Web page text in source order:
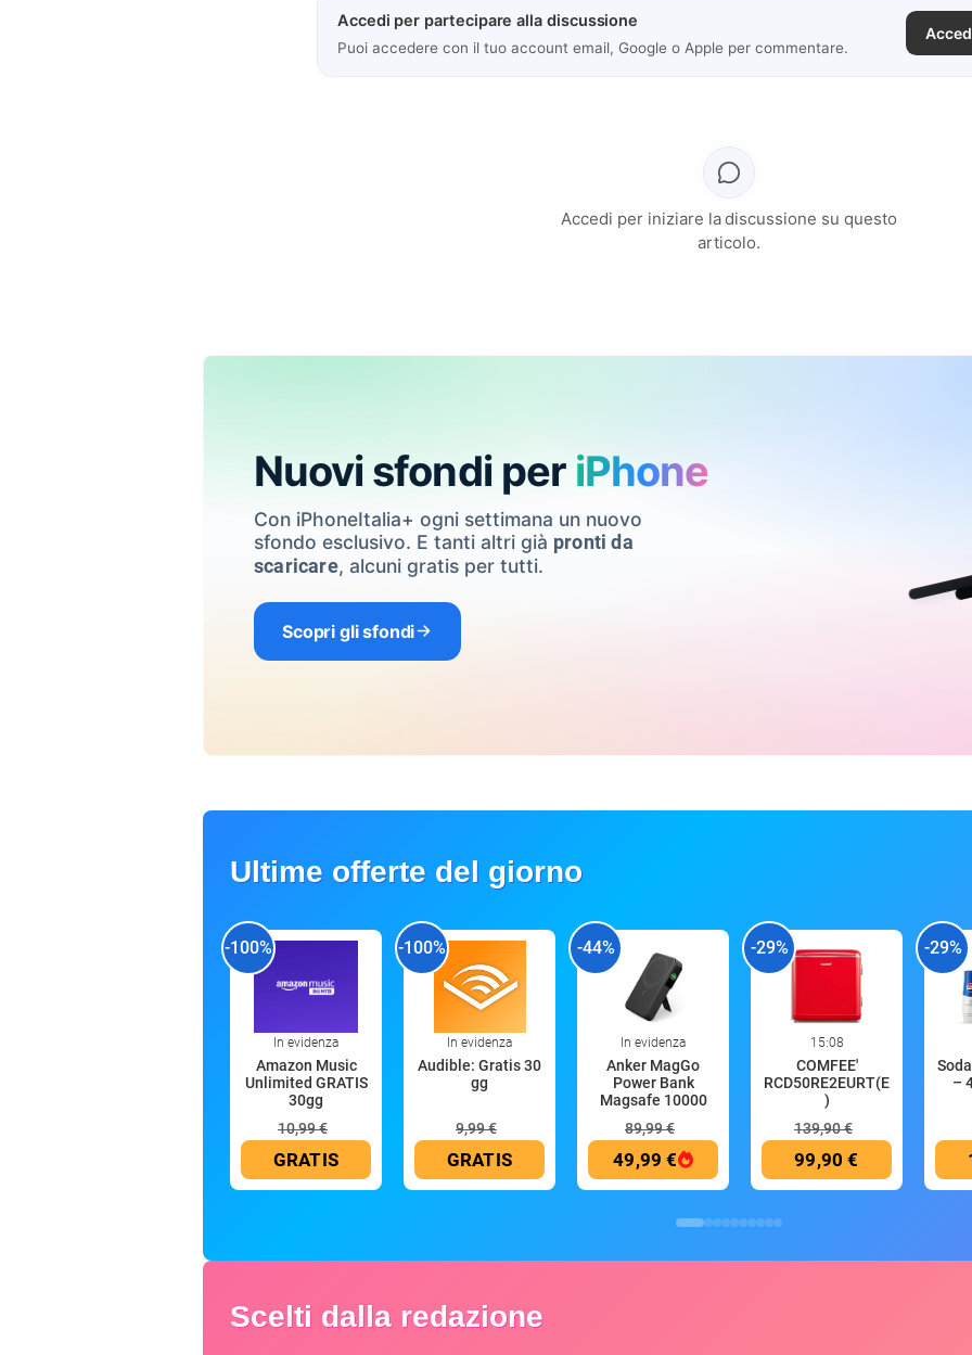
Accedi per partecipare alla discussione
Puoi accedere con il tuo account email, Google o Apple per commentare.
Accedi per iniziare la discussione su questo
articolo.
Nuovi sfondi per iPhone
Con iPhoneItalia+ ogni settimana un nuovo
sfondo esclusivo. E tanti altri già pronti da
scaricare, alcuni gratis per tutti.
Scopri gli sfondi
Ultime offerte del giorno
-100%
In evidenza
Amazon Music
Unlimited GRATIS
30gg
10,99 €
GRATIS
-100%
In evidenza
Audible: Gratis 30
gg
9,99 €
GRATIS
-44%
In evidenza
Anker MagGo
Power Bank
Magsafe 10000
89,99 €
49,99 €
-29%
15:08
COMFEE'
RCD50RE2EURT(E
)
139,90 €
99,90 €
-29%
–
Scelti dalla redazione